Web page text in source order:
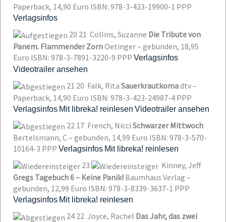
Paperback, 14,90 Euro ISBN: 978-3-423-19900-1 PPP
Verlagsinfos
20 21 Collins, Suzanne Die Tribute von
Panem. Flammender ZornOetinger – gebunden, 18,95
Euro ISBN: 978-3-7891-3220-9 PPP Verlagsinfos
Videotrailer ansehen
21 20 Falk, Rita Sauerkrautkomadtv –
Paperback, 14,90 Euro ISBN: 978-3-423-24987-4 PPP
Verlagsinfos Mit libreka! reinlesen Videotrailer ansehen
22 17 French, Nicci Schwarzer Mittwoch
Bertelsmann, C – gebunden, 14,99 Euro ISBN: 978-3-570-
10164-3 PPP Verlagsinfos Mit libreka! reinlesen
23
Kinney, Jeff
Gregs Tagebuch 6 – Keine Panik! Baumhaus Verlag –
gebunden, 12,99 Euro ISBN: 978-3-8339-3637-1 PPP
Verlagsinfos Mit libreka! reinlesen
24 22 Joyce, Rachel Das Jahr, das zwei